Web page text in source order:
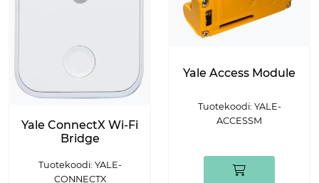
Yale ConnectX Wi-Fi
Bridge
Tuotekoodi: YALE-
CONNECTX
Yale Access Module
Tuotekoodi: YALE-
ACCESSM